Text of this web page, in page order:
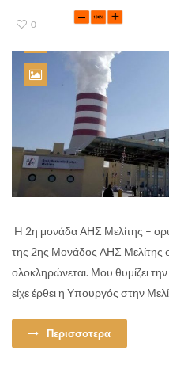
0
H 2η μονάδα ΑΗΣ Μελίτης –
της 2ης Μονάδος ΑΗΣ Μελίτης
ολοκληρώνεται. Μου θυμίζει
είχε έρθει η Υπουργός στην
Περισσοτερα